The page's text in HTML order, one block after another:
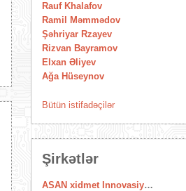
Rauf Khalafov
Ramil Məmmədov
Şəhriyar Rzayev
Rizvan Bayramov
Elxan Əliyev
Ağa Hüseynov
Bütün istifadəçilər
Şirkətlər
ASAN xidmet Innovasiya Mərkəzi